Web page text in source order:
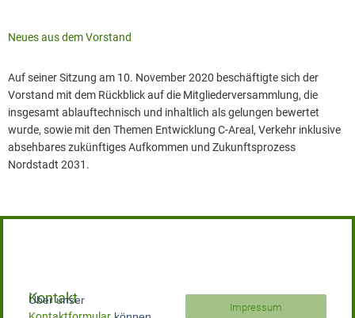
Neues aus dem Vorstand
Auf seiner Sitzung am 10. November 2020 beschäftigte sich der
Vorstand mit dem Rückblick auf die Mitgliederversammlung, die
insgesamt ablauftechnisch und inhaltlich als gelungen bewertet
wurde, sowie mit den Themen Entwicklung C-Areal, Verkehr inklusive
absehbares zukünftiges Aufkommen und Zukunftsprozess
Nordstadt 2031.
Kontakt
Über unser
Impressum